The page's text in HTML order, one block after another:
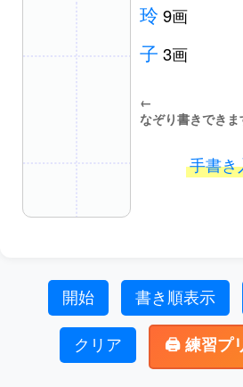
玲 9画
子 3画
←
なぞり書きできま
手書き
開始 書き順表示
クリア 🖨️ 練習プ